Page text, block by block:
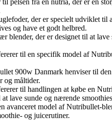
der er specielt udviklet
og have et godt helbred.
blender, der er designet til at
til en specifik model af
900w Danmark henviser til
og måltider.
til handlingen at købe en
lave sunde og nærende
avanceret model af Nutribullet-
og juicerutiner.